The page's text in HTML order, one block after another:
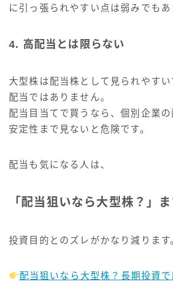
に引っ張られやすい点は弱みでもあ
4. 高配当とは限らない
大型株は配当株として見られやす
配当ではありません。
配当目当てで買うなら、個別企業
安定性まで見ないと危険です。
配当も気になる人は、
「配当狙いなら大型株？」ま
投資目的とのズレがかなり減ります
配当狙いなら大型株？長期投資